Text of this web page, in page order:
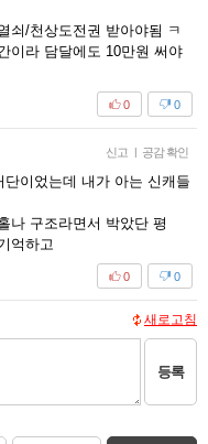
쇠/천상도전권 받아야됨 ㅋ
이라 담달에도 10만원 써야
0
0
신고 | 공감 확인
이었는데 내가 아는 신캐들
나 구조라면서 박았단 평
억하고
0
0
새로고침
등록